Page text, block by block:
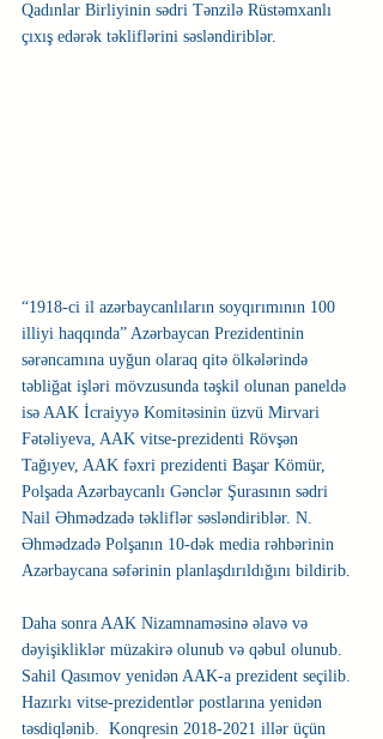
Qadınlar Birliyinin sədri Tənzilə Rüstəmxanlı
çıxış edərək təkliflərini səsləndiriblər.
“1918-ci il azərbaycanlıların soyqırımının 100
illiyi haqqında” Azərbaycan Prezidentinin
sərəncamına uyğun olaraq qitə ölkələrində
təbliğat işləri mövzusunda təşkil olunan paneldə
isə AAK İcraiyyə Komitəsinin üzvü Mirvari
Fətəliyeva, AAK vitse-prezidenti Rövşən
Tağıyev, AAK fəxri prezidenti Başar Kömür,
Polşada Azərbaycanlı Gənclər Şurasının sədri
Nail Əhmədzadə təkliflər səsləndiriblər. N.
Əhmədzadə Polşanın 10-dək media rəhbərinin
Azərbaycana səfərinin planlaşdırıldığını bildirib.
Daha sonra AAK Nizamnaməsinə əlavə və
dəyişikliklər müzakirə olunub və qəbul olunub.
Sahil Qasımov yenidən AAK-a prezident seçilib.
Hazırkı vitse-prezidentlər postlarına yenidən
təsdiqlənib.  Konqresin 2018-2021 illər üçün